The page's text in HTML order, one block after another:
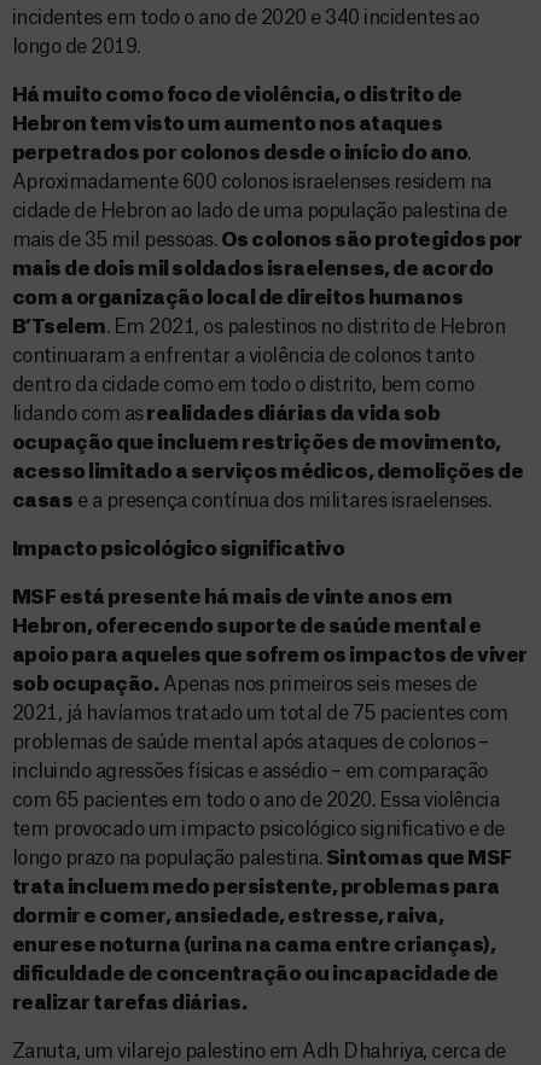
incidentes em todo o ano de 2020 e 340 incidentes ao
longo de 2019.
Há muito como foco de violência, o distrito de
Hebron tem visto um aumento nos ataques
perpetrados por colonos desde o início do ano.
Aproximadamente 600 colonos israelenses residem na
cidade de Hebron ao lado de uma população palestina de
mais de 35 mil pessoas. Os colonos são protegidos por
mais de dois mil soldados israelenses, de acordo
com a organização local de direitos humanos
B’Tselem. Em 2021, os palestinos no distrito de Hebron
continuaram a enfrentar a violência de colonos tanto
dentro da cidade como em todo o distrito, bem como
lidando com asrealidades diárias da vida sob
ocupação que incluem restrições de movimento,
acesso limitado a serviços médicos, demolições de
casas e a presença contínua dos militares israelenses.
Impacto psicológico significativo
MSF está presente há mais de vinte anos em
Hebron, oferecendo suporte de saúde mental e
apoio para aqueles que sofrem os impactos de viver
sob ocupação. Apenas nos primeiros seis meses de
2021, já havíamos tratado um total de 75 pacientes com
problemas de saúde mental após ataques de colonos –
incluindo agressões físicas e assédio – em comparação
com 65 pacientes em todo o ano de 2020. Essa violência
tem provocado um impacto psicológico significativo e de
longo prazo na população palestina. Sintomas que MSF
trata incluem medo persistente, problemas para
dormir e comer, ansiedade, estresse, raiva,
enurese noturna (urina na cama entre crianças),
dificuldade de concentração ou incapacidade de
realizar tarefas diárias.
Zanuta, um vilarejo palestino em Adh Dhahriya, cerca de